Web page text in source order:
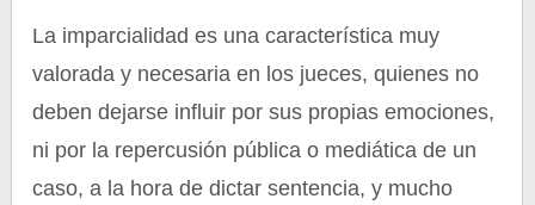
La imparcialidad es una característica muy
valorada y necesaria en los jueces, quienes no
deben dejarse influir por sus propias emociones,
ni por la repercusión pública o mediática de un
caso, a la hora de dictar sentencia, y mucho